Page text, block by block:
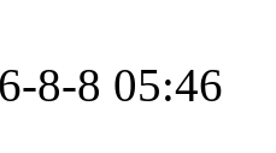
8-8 05:46